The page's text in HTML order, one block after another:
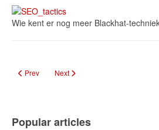
Wie kent er nog meer Blackhat-
Previous article: SQL Injection Just A Little
Prev Next article: Test your (web)
Next
Popular articles